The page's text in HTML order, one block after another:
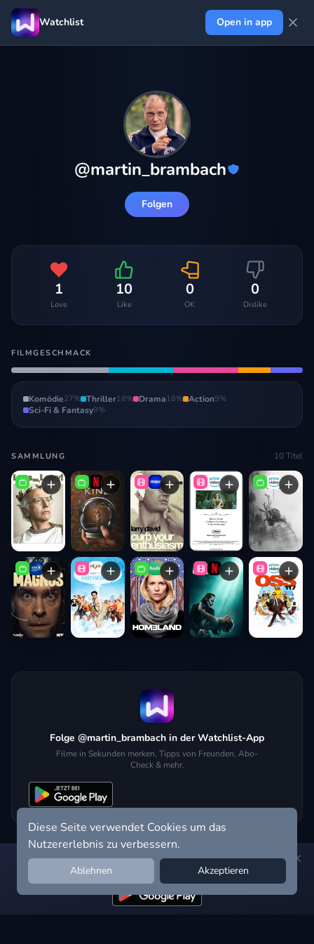
Watchlist Open in app
@martin_brambach
Folgen
1
Love
10
Like
0
OK
0
Dislike
FILMGESCHMACK
Komödie27% Thriller18% Drama18% Action9%
Sci-Fi & Fantasy9%
SAMMLUNG 10Titel
Folge @martin_brambach in der Watchlist-App
Filme in Sekunden merken, Tipps von Freunden, Abo-
Check & mehr.
Hol dir die Watchlist-App:Filme in Sekunden merken, Tipps von
Freunden, Abo-Check & mehr.
Diese Seite verwendet Cookies um das
Nutzererlebnis zu verbessern.
Ablehnen Akzeptieren